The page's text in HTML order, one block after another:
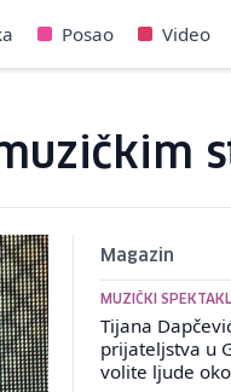
Posao Video
Magazin
MUZIČKI SPEKTAKL
Tijana
prijateljstva u
volite ljude